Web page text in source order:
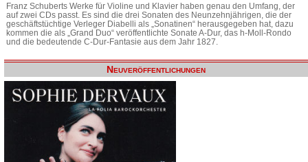
Franz Schuberts Werke für Violine und Klavier haben genau den Umfang, der
auf zwei CDs passt. Es sind die drei Sonaten des Neunzehnjährigen, die der
geschäftstüchtige Verleger Diabelli als „Sonatinen“ herausgegeben hat, dazu
kommen die als „Grand Duo“ veröffentlichte Sonate A-Dur, das h-Moll-Rondo
und die bedeutende C-Dur-Fantasie aus dem Jahr 1827.
Neuveröffentlichungen